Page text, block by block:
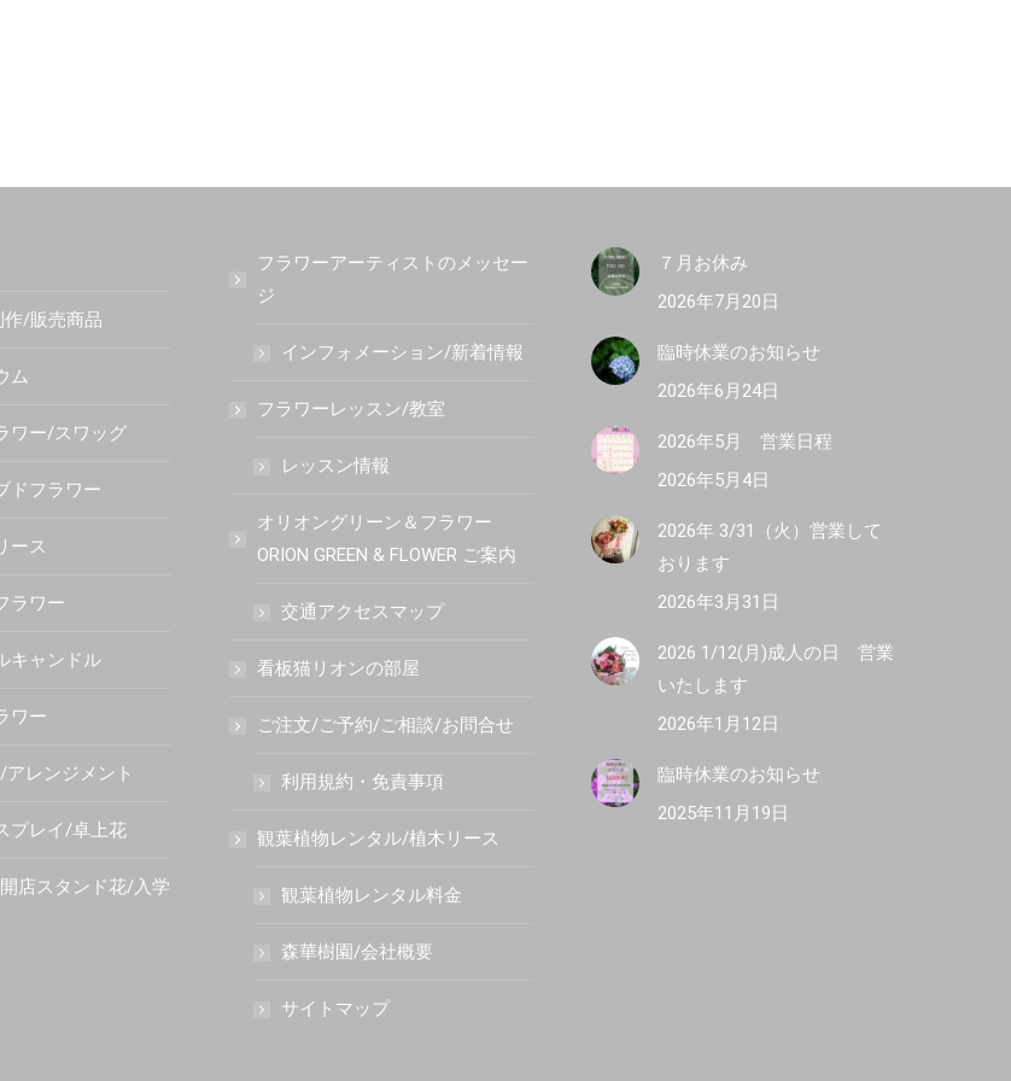
作/販売商品
ム
ワー/スワッグ
ドフラワー
ース
ラワー
キャンドル
ワー
レンジメント
プレイ/卓上花
店スタンド花/入学
フラワーアーティストのメッセー
ジ
インフォメーション/新着情報
フラワーレッスン/教室
レッスン情報
オリオングリーン＆フラワー
ORION GREEN & FLOWER ご案内
交通アクセスマップ
看板猫リオンの部屋
ご注文/ご予約/ご相談/お問合せ
利用規約・免責事項
観葉植物レンタル/植木リース
観葉植物レンタル料金
森華樹園/会社概要
サイトマップ
７月お休み
2026年7月20日
臨時休業のお知らせ
2026年6月24日
2026年5月 営業日程
2026年5月4日
2026年 3/31（火）営業して
おります
2026年3月31日
2026 1/12(月)成人の日 営業
いたします
2026年1月12日
臨時休業のお知らせ
2025年11月19日